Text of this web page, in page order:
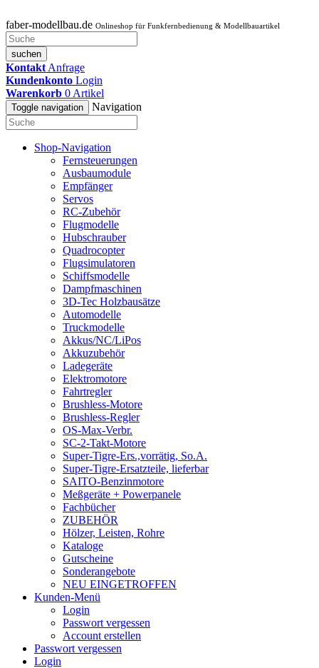
faber-modellbau.de Onlineshop für Funkfernbedienung & Modellbauartikel
suchen
Kontakt Anfrage
Kundenkonto Login
Warenkorb 0 Artikel
Toggle navigation Navigation
Shop-Navigation
Fernsteuerungen
Ausbaumodule
Empfänger
Servos
RC-Zubehör
Flugmodelle
Hubschrauber
Quadrocopter
Flugsimulatoren
Schiffsmodelle
Dampfmaschinen
3D-Tec Holzbausätze
Automodelle
Truckmodelle
Akkus/NC/LiPos
Akkuzubehör
Ladegeräte
Elektromotore
Fahrtregler
Brushless-Motore
Brushless-Regler
OS-Max-Verbr.
SC-2-Takt-Motore
Super-Tigre-Ers.,vorrätig, So.A.
Super-Tigre-Ersatzteile, lieferbar
SAITO-Benzinmotore
Meßgeräte + Powerpanele
Fachbücher
ZUBEHÖR
Hölzer, Leisten, Rohre
Kataloge
Gutscheine
Sonderangebote
NEU EINGETROFFEN
Kunden-Menü
Login
Passwort vergessen
Account erstellen
Passwort vergessen
Login